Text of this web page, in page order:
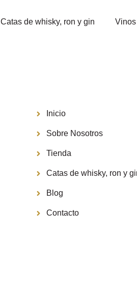
Catas de whisky, ron y gin
Inicio
Sobre Nosotros
Tienda
Catas de whisky, ron y
Blog
Contacto